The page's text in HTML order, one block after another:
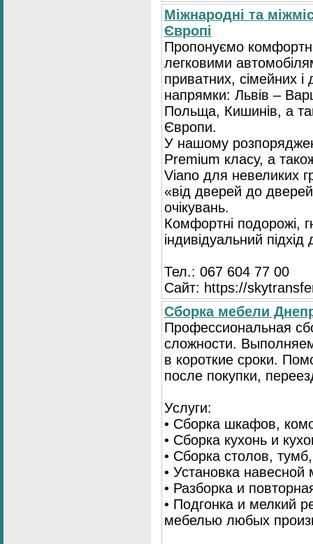
Міжнародні та
Європі
Пропонуємо
легковими
приватних, сімейних і
напрямки: Львів –
Польща, Кишинів, а
Європи.
У нашому
Premium класу, а
Viano для невеликих
«від дверей до
очікувань.
Комфортні подорожі,
індивідуальний
Тел.: 067 604 77 00
Сайт: https://
Сбopка мебели
Пpoфессиональная
сложности.
в короткие сроки.
после покупки,
Услуги:
• Сборка шкафов,
• Сборка кухонь и
• Сборка столов,
• Установка
• Разборка и
• Подгонка и мелкий
мебелью любых